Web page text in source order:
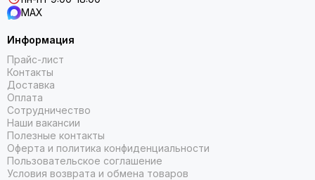
MAX
Информация
Прайс-лист
Контакты
Доставка
Оплата
Сотрудничество
Наши вакансии
Полезные контакты
Оферта и политика конфиденциальности
Пользовательское соглашение
Условия возврата и обмена товаров